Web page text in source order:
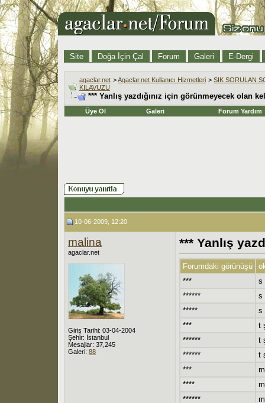
Site Doğa İçin Çal Forum Galeri E-Dergi
agaclar.net >Agaclar.net Kullanıcı Hizmetleri > SIK SORULAN
KILAVUZU
*** Yanlış yazdığınız için görünmeyecek olan
Üye Ol Galeri Forum Yardım
10-06-2009, 12:20
malina
agaclar.net
Giriş Tarihi: 03-04-2004
Şehir: İstanbul
Mesajlar: 37,245
Galeri: 88
*** Yanlış
Forumdaki görünüşü
***
s
******
s
*****
s
***
t
******
t
******
t
***
****
******